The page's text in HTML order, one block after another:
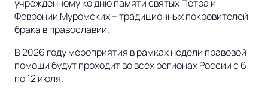
учрежденному ко дню памяти святых Петра и
Февронии Муромских – традиционных покровителей
брака в православии.
В 2026 году мероприятия в рамках недели правовой
помощи будут проходит во всех регионах России с 6
по 12 июля.